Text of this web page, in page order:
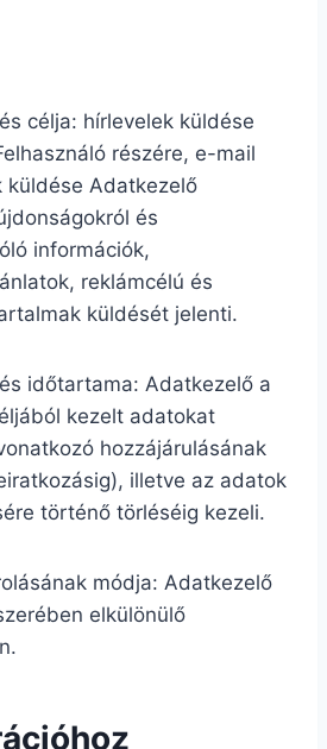
célja: hírlevelek küldése
részére, e-mail
küldése Adatkezelő
és
információk,
reklámcélú és
küldését jelenti.
időtartama: Adatkezelő a
kezelt adatokat
hozzájárulásának
illetve az adatok
történő törléséig kezeli.
módja: Adatkezelő
elkülönülő